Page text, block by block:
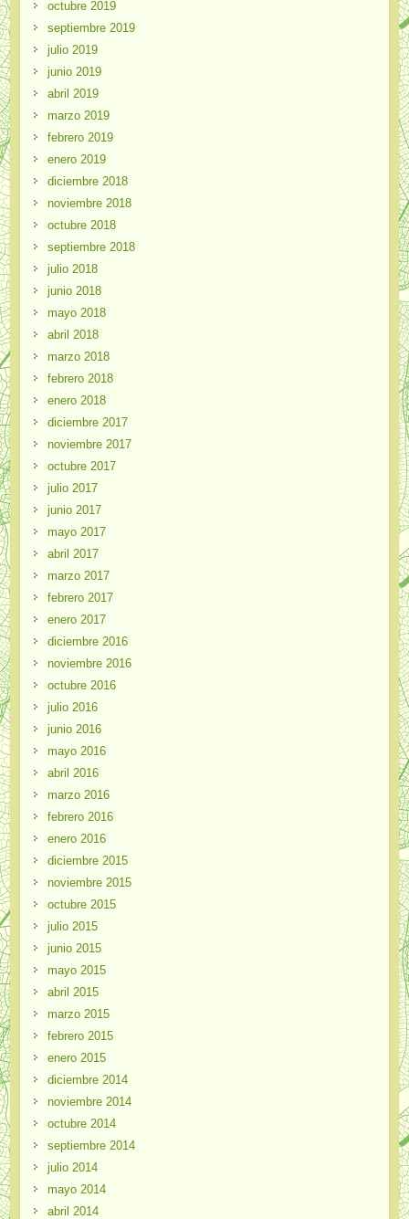
octubre 2019
septiembre 2019
julio 2019
junio 2019
abril 2019
marzo 2019
febrero 2019
enero 2019
diciembre 2018
noviembre 2018
octubre 2018
septiembre 2018
julio 2018
junio 2018
mayo 2018
abril 2018
marzo 2018
febrero 2018
enero 2018
diciembre 2017
noviembre 2017
octubre 2017
julio 2017
junio 2017
mayo 2017
abril 2017
marzo 2017
febrero 2017
enero 2017
diciembre 2016
noviembre 2016
octubre 2016
julio 2016
junio 2016
mayo 2016
abril 2016
marzo 2016
febrero 2016
enero 2016
diciembre 2015
noviembre 2015
octubre 2015
julio 2015
junio 2015
mayo 2015
abril 2015
marzo 2015
febrero 2015
enero 2015
diciembre 2014
noviembre 2014
octubre 2014
septiembre 2014
julio 2014
mayo 2014
abril 2014